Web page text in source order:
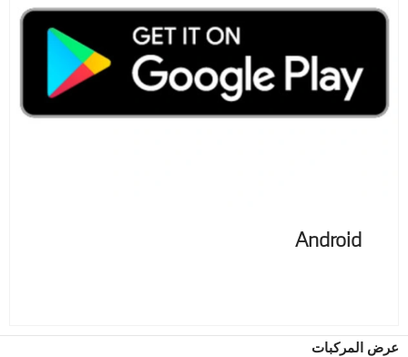
Android
عرض المركبات